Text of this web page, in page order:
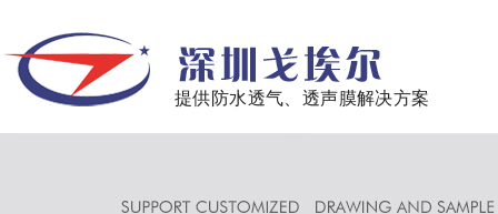
提供防水透气、透声膜解决方案